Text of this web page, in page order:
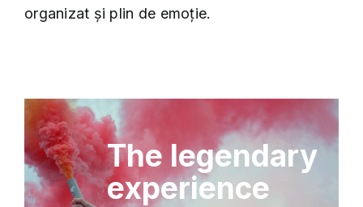
organizat și plin de emoție.
The legendary
experience